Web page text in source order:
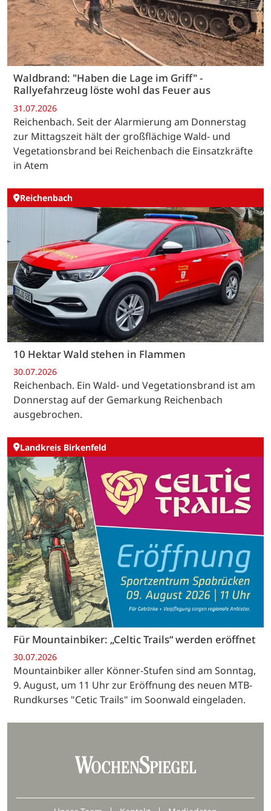
Waldbrand: "Haben die Lage im Griff" -
Rallyefahrzeug löste wohl das Feuer aus
31.07.2026
Reichenbach. Seit der Alarmierung am Donnerstag
zur Mittagszeit hält der großflächige Wald- und
Vegetationsbrand bei Reichenbach die Einsatzkräfte
in Atem
Reichenbach
10 Hektar Wald stehen in Flammen
30.07.2026
Reichenbach. Ein Wald- und Vegetationsbrand ist am
Donnerstag auf der Gemarkung Reichenbach
ausgebrochen.
Landkreis Birkenfeld
Für Mountainbiker: „Celtic Trails“ werden eröffnet
30.07.2026
Mountainbiker aller Könner-Stufen sind am Sonntag,
9. August, um 11 Uhr zur Eröffnung des neuen MTB-
Rundkurses "Cetic Trails" im Soonwald eingeladen.